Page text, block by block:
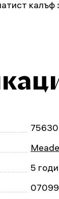
калъф
75630
5